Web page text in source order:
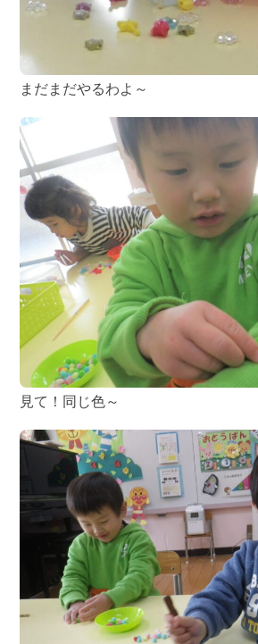
まだまだやるわよ～
見て！同じ色～